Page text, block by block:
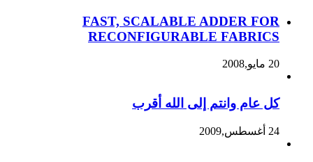
FAST, SCALABLE ADDER FOR
RECONFIGURABLE FABRICS
20 مايو,2008
كل عام وانتم إلى الله أقرب
24 أغسطس,2009